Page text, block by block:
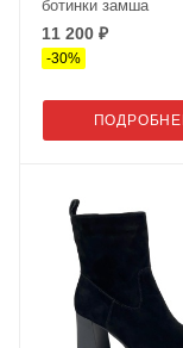
ботинки замша
11 200 ₽
-30%